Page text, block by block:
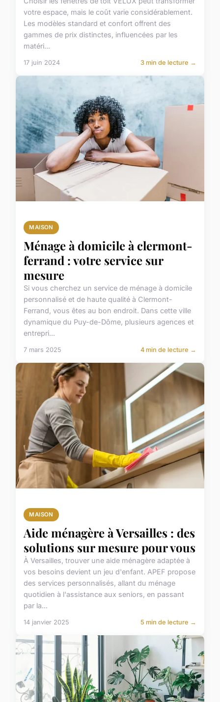
votre espace, mais le coût varie considérablement.
Les modèles standard et confort offrent des
gammes de prix distinctes, influencées par les
matéri...
17 juin 2024 3 min de lecture →
MAISON
Ménage à domicile à clermont-
ferrand : votre service sur
mesure
Si vous cherchez un service de ménage à domicile
personnalisé et de haute qualité à Clermont-
Ferrand, vous êtes au bon endroit. Dans cette ville
dynamique du Puy-de-Dôme, plusieurs agences et
entrepri...
7 mars 2025 4 min de lecture →
MAISON
Aide ménagère à Versailles : des
solutions sur mesure pour vous
À Versailles, trouver une aide ménagère adaptée à
vos besoins devient un jeu d'enfant. APEF propose
des services personnalisés, allant du ménage
quotidien à l'assistance aux seniors, en passant
par la...
14 janvier 2025 5 min de lecture →